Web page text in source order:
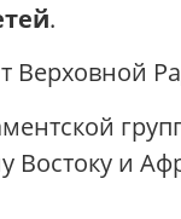
.
Верховной
Востоку и